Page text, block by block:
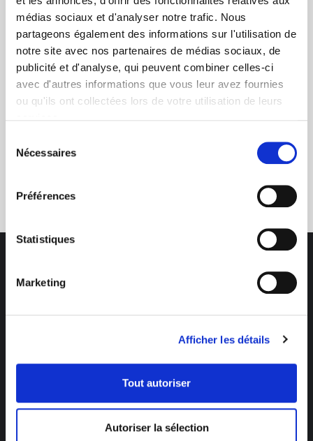
médias sociaux et d'analyser notre trafic. Nous
partageons également des informations sur l'utilisation de
notre site avec nos partenaires de médias sociaux, de
publicité et d'analyse, qui peuvent combiner celles-ci
avec d'autres informations que vous leur avez fournies
ou qu'ils ont collectées lors de votre utilisation de leurs
Nécessaires
Préférences
Statistiques
Marketing
Afficher les détails
Tout autoriser
Autoriser la sélection
+ de 10 ans d'expertise
dans le photovoltaïque
Ouvert du lundi au vendredi
de 8h à 12h et de 14h à 17h
Catégories